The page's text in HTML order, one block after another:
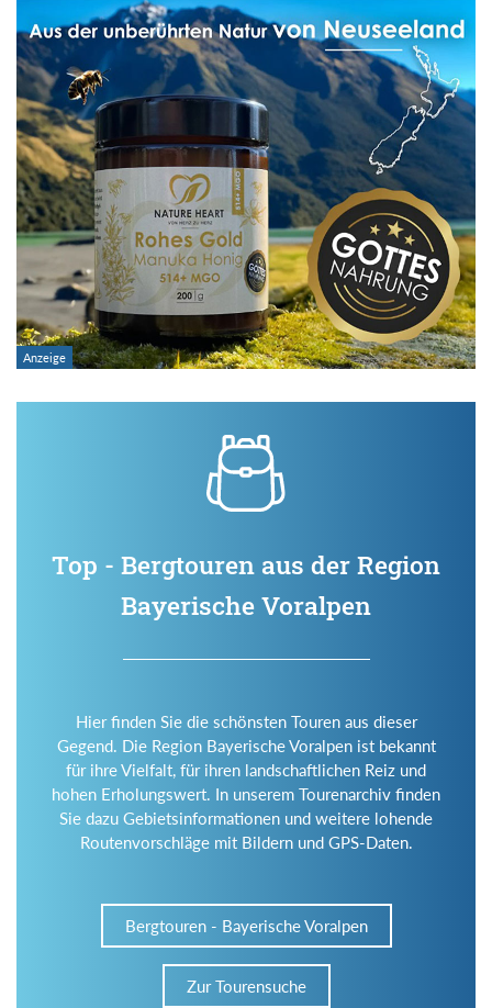
Top - Bergtouren aus der Region
Bayerische Voralpen
Hier finden Sie die schönsten Touren aus dieser
Gegend. Die Region Bayerische Voralpen ist bekannt
für ihre Vielfalt, für ihren landschaftlichen Reiz und
hohen Erholungswert. In unserem Tourenarchiv finden
Sie dazu Gebietsinformationen und weitere lohende
Routenvorschläge mit Bildern und GPS-Daten.
Bergtouren - Bayerische Voralpen
Zur Tourensuche